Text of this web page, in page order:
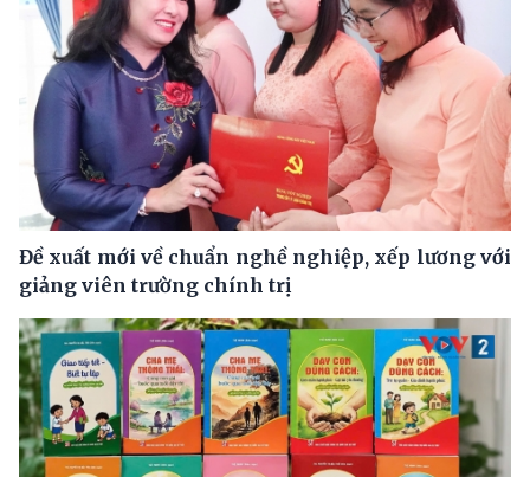
Đề xuất mới về chuẩn nghề nghiệp, xếp lương với
giảng viên trường chính trị